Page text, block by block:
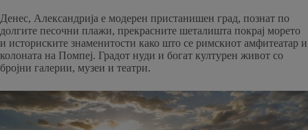
Денес, Александрија е модерен пристанишен град, познат по
долгите песочни плажи, прекрасните шеталишта покрај морето
и историските знаменитости како што се римскиот амфитеатар и
колоната на Помпеј. Градот нуди и богат културен живот со
бројни галерии, музеи и театри.